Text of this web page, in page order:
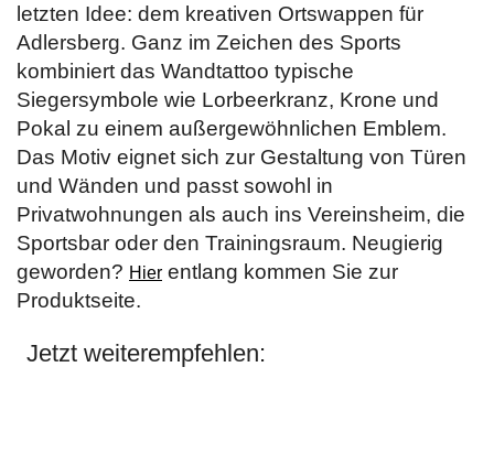
letzten Idee: dem kreativen Ortswappen für
Adlersberg. Ganz im Zeichen des Sports
kombiniert das Wandtattoo typische
Siegersymbole wie Lorbeerkranz, Krone und
Pokal zu einem außergewöhnlichen Emblem.
Das Motiv eignet sich zur Gestaltung von Türen
und Wänden und passt sowohl in
Privatwohnungen als auch ins Vereinsheim, die
Sportsbar oder den Trainingsraum. Neugierig
geworden? Hier entlang kommen Sie zur
Produktseite.
Jetzt weiterempfehlen: